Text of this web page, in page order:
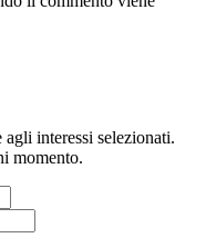
interessi selezionati.
momento.